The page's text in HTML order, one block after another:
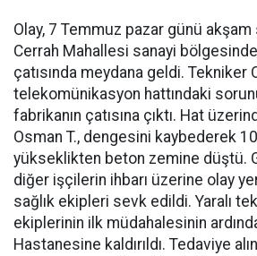
Olay, 7 Temmuz pazar günü akşam
Cerrah Mahallesi sanayi
çatısında meydana geldi. Tekniker
telekomünikasyon hattındaki
fabrikanın çatısına çıktı. Hat
Osman T., dengesini kaybederek
yükseklikten beton zemine düştü.
diğer işçilerin ihbarı üzerine olay
sağlık ekipleri sevk edildi. Yaralı
ekiplerinin ilk müdahalesinin
Hastanesine kaldırıldı. Tedaviye